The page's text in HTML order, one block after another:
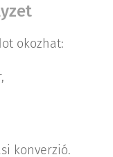
okozhat:
konverzió.